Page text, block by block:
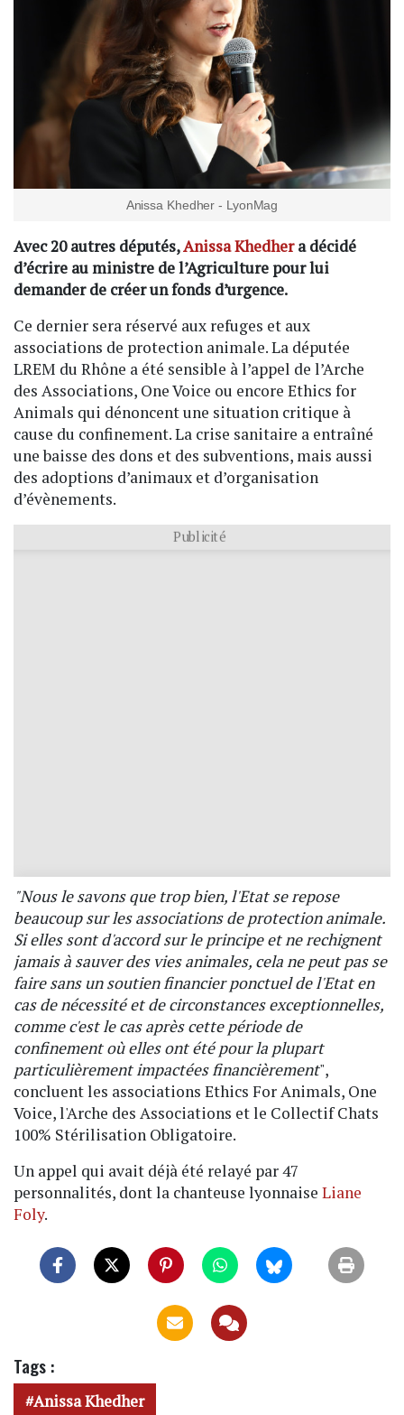
Anissa Khedher - LyonMag
Avec 20 autres députés,Anissa Khedhera décidé
d’écrire au ministre de l’Agriculture pour lui
demander de créer un fonds d’urgence.
Ce dernier sera réservé aux refuges et aux
associations de protection animale. La députée
LREM du Rhône a été sensible à l’appel de l’Arche
des Associations, One Voice ou encore Ethics for
Animals qui dénoncent une situation critique à
cause du confinement. La crise sanitaire a entraîné
une baisse des dons et des subventions, mais aussi
des adoptions d’animaux et d’organisation
d’évènements.
Publicité
"Nous le savons que trop bien, l'Etat se repose
beaucoup sur les associations de protection animale.
Si elles sont d'accord sur le principe et ne rechignent
jamais à sauver des vies animales, cela ne peut pas se
faire sans un soutien financier ponctuel de l'Etat en
cas de nécessité et de circonstances exceptionnelles,
comme c'est le cas après cette période de
confinement où elles ont été pour la plupart
particulièrement impactées financièrement",
concluent les associations Ethics For Animals, One
Voice, l'Arche des Associations et le Collectif Chats
100% Stérilisation Obligatoire.
Un appel qui avait déjà été relayé par 47
personnalités, dont la chanteuse lyonnaise Liane
Foly.
Tags :
Anissa Khedher